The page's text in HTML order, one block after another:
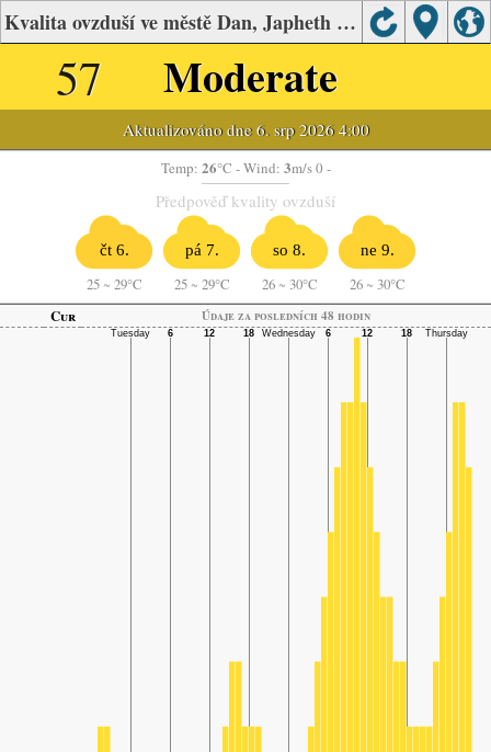
Kvalita ovzduší ve městě Dan, Japheth Jaffa
57 Moderate
Aktualizováno dne 6. srp 2026 4:00
Temp: 26°C - Wind: 3m/s 0 -
Předpověď kvality ovzduší
čt 6.
25 ~ 29°C
pá 7.
25 ~ 29°C
so 8.
26 ~ 30°C
ne 9.
26 ~ 30°C
Cur
Údaje za posledních 48 hodin